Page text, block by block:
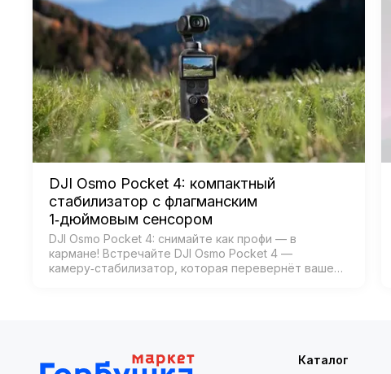
DJI Osmo Pocket 4: компактный
стабилизатор с флагманским
1‑дюймовым сенсором
DJI Osmo Pocket 4: снимайте как профи — в
кармане! Встречайте DJI Osmo Pocket 4 —
камеру‑стабилизатор, которая перевернёт ваше
Каталог